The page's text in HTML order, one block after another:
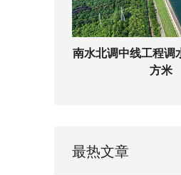
南水北调中线工程调
方米
最热文章